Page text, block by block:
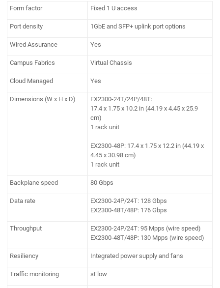
Form factor Fixed 1 U access
Port density 1GbE and SFP+ uplink port options
Wired Assurance Yes
Campus Fabrics Virtual Chassis
Cloud Managed Yes
Dimensions (W x H x D)
EX2300-24T/24P/48T:
17.4 x 1.75 x 10.2 in (44.19 x 4.45 x 25.9
cm)
1 rack unit
EX2300-48P: 17.4 x 1.75 x 12.2 in (44.19 x
4.45 x 30.98 cm)
1 rack unit
Backplane speed 80 Gbps
Data rate
EX2300-24P/24T: 128 Gbps
EX2300-48T/48P: 176 Gbps
Throughput
EX2300-24P/24T: 95 Mpps (wire speed)
EX2300-48T/48P: 130 Mpps (wire speed)
Resiliency Integrated power supply and fans
Traffic monitoring sFlow